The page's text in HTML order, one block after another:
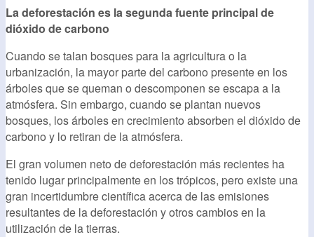
La deforestación es la segunda fuente principal de
dióxido de carbono
Cuando se talan bosques para la agricultura o la
urbanización, la mayor parte del carbono presente en los
árboles que se queman o descomponen se escapa a la
atmósfera. Sin embargo, cuando se plantan nuevos
bosques, los árboles en crecimiento absorben el dióxido de
carbono y lo retiran de la atmósfera.
El gran volumen neto de deforestación más recientes ha
tenido lugar principalmente en los trópicos, pero existe una
gran incertidumbre científica acerca de las emisiones
resultantes de la deforestación y otros cambios en la
utilización de la tierras.